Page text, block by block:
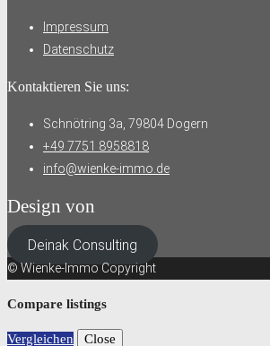
Impressum
Datenschutz
Kontaktieren Sie uns:
Schnötring 3a, 79804 Dogern
+49 7751 8958818
info@wienke-immo.de
Design von
Deinak Consulting
© Wienke-Immo Copyright
Compare listings
Vergleichen
Close